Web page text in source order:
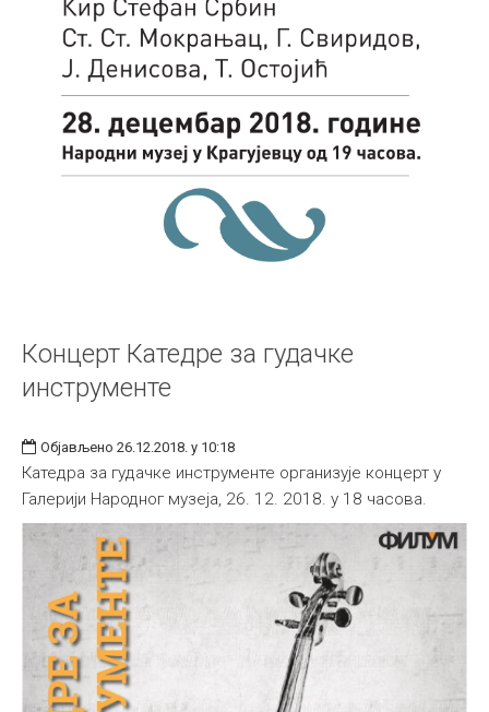
Концерт Катедре за гудачке
инструменте
Објављено 26.12.2018. у 10:18
Катедра за гудачке инструменте организује концерт у
Галерији Народног музеја, 26. 12. 2018. у 18 часова.